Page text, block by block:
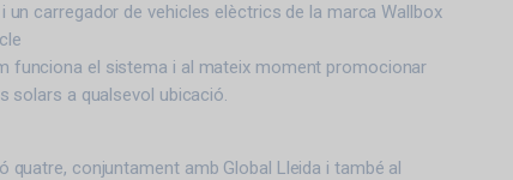
i un carregador de vehicles elèctrics de la marca Wallbox
funciona el sistema i al mateix moment promocionar
solars a qualsevol ubicació.
quatre, conjuntament amb Global Lleida i també al